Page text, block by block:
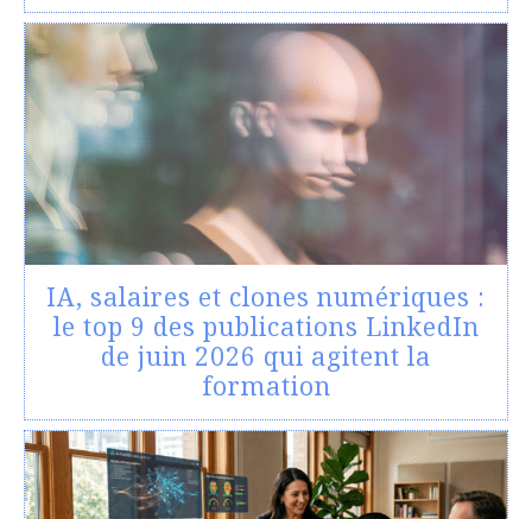
IA, salaires et clones numériques :
le top 9 des publications LinkedIn
de juin 2026 qui agitent la
formation